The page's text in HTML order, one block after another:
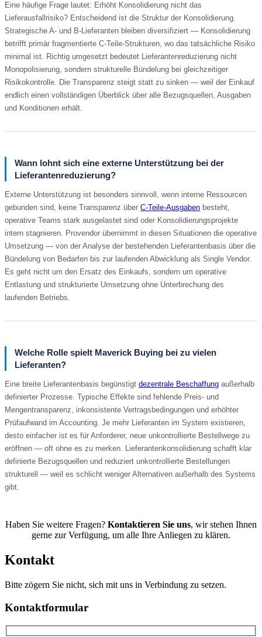
Eine häufige Frage lautet: Erhöht Konsolidierung nicht das
Lieferausfallrisiko? Entscheidend ist die Struktur der Konsolidierung.
Strategische A- und B-Lieferanten bleiben diversifiziert — Konsolidierung
betrifft primär fragmentierte C-Teile-Strukturen, wo das tatsächliche Risiko
minimal ist. Richtig umgesetzt bedeutet Lieferantenreduzierung nicht
Monopolisierung, sondern strukturelle Bündelung bei gleichzeitiger
Risikokontrolle. Die Transparenz steigt statt zu sinken — weil der Einkauf
endlich einen vollständigen Überblick über alle Bezugsquellen, Ausgaben
und Konditionen erhält.
Wann lohnt sich eine externe Unterstützung bei der
Lieferantenreduzierung?
Externe Unterstützung ist besonders sinnvoll, wenn interne Ressourcen
gebunden sind, keine Transparenz über C-Teile-Ausgaben besteht,
operative Teams stark ausgelastet sind oder Konsolidierungsprojekte
intern stagnieren. Provendor übernimmt in diesen Situationen die operative
Umsetzung — von der Analyse der bestehenden Lieferantenbasis über die
Bündelung von Bedarfen bis zur laufenden Abwicklung als Single Vendor.
Es geht nicht um den Ersatz des Einkaufs, sondern um operative
Entlastung und strukturierte Umsetzung ohne Unterbrechung des
laufenden Betriebs.
Welche Rolle spielt Maverick Buying bei zu vielen
Lieferanten?
Eine breite Lieferantenbasis begünstigt dezentrale Beschaffung außerhalb
definierter Prozesse. Typische Effekte sind fehlende Preis- und
Mengentransparenz, inkonsistente Vertragsbedingungen und erhöhter
Prüfaufwand im Accounting. Je mehr Lieferanten im System existieren,
desto einfacher ist es für Anforderer, neue unkontrollierte Bestellwege zu
eröffnen — oft ohne es zu merken. Lieferantenkonsolidierung schafft klar
definierte Bezugsquellen und reduziert unkontrollierte Bestellungen
strukturell — weil es schlicht weniger Alternativen außerhalb des Systems
gibt.
Haben Sie weitere Fragen? Kontaktieren Sie uns, wir stehen Ihnen
gerne zur Verfügung, um alle Ihre Anliegen zu klären.
Kontakt
Bitte zögern Sie nicht, sich mit uns in Verbindung zu setzen.
Kontaktformular